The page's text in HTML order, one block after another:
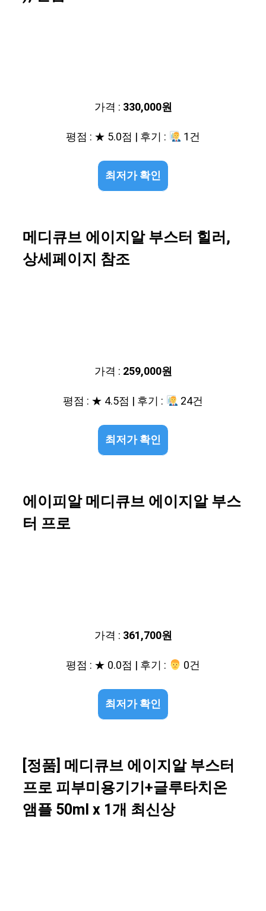
가격 : 330,000원
평점 : ★ 5.0점 | 후기 :
1건
최저가 확인
메디큐브 에이지알 부스터 힐러,
상세페이지 참조
가격 : 259,000원
평점 : ★ 4.5점 | 후기 :
24건
최저가 확인
에이피알 메디큐브 에이지알 부스
터 프로
가격 : 361,700원
평점 : ★ 0.0점 | 후기 :
‍‍ 0건
최저가 확인
[정품] 메디큐브 에이지알 부스터
프로 피부미용기기+글루타치온
앰플 50ml x 1개 최신상